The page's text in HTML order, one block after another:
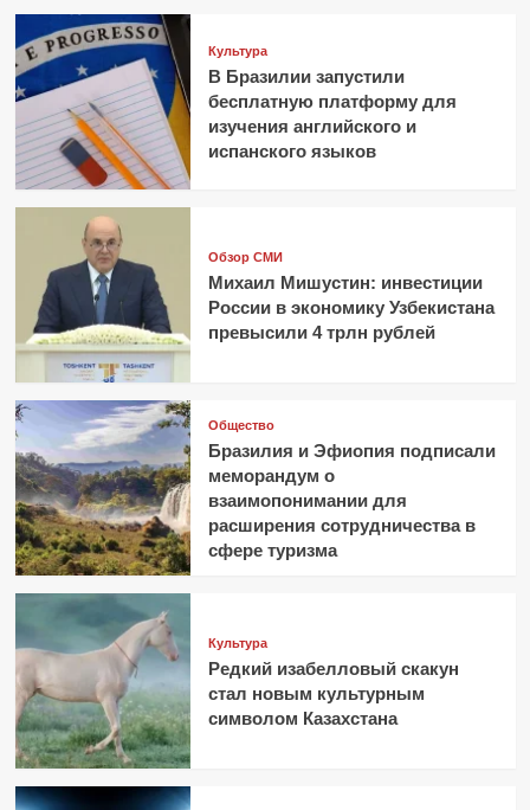
Культура
В Бразилии запустили
бесплатную платформу для
изучения английского и
испанского языков
Обзор СМИ
Михаил Мишустин: инвестиции
России в экономику Узбекистана
превысили 4 трлн рублей
Общество
Бразилия и Эфиопия подписали
меморандум о
взаимопонимании для
расширения сотрудничества в
сфере туризма
Культура
Редкий изабелловый скакун
стал новым культурным
символом Казахстана